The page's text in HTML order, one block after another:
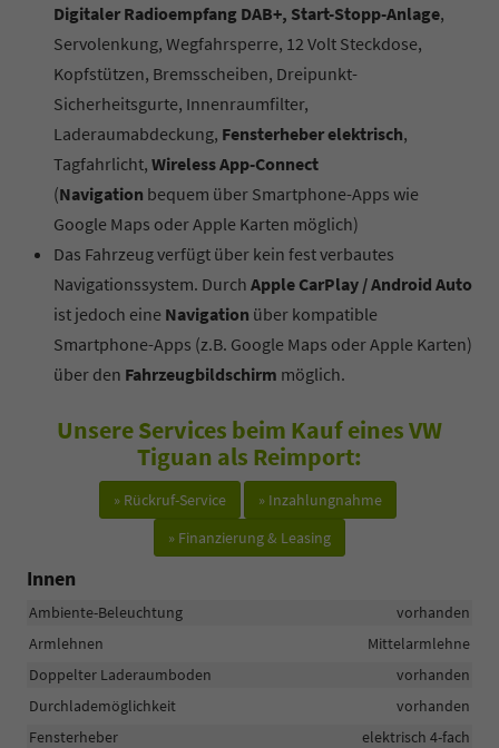
Digitaler Radioempfang DAB+, Start-Stopp-Anlage,
Servolenkung, Wegfahrsperre, 12 Volt Steckdose,
Kopfstützen, Bremsscheiben, Dreipunkt-
Sicherheitsgurte, Innenraumfilter,
Laderaumabdeckung, Fensterheber elektrisch,
Tagfahrlicht, Wireless App-Connect
(Navigation bequem über Smartphone-Apps wie
Google Maps oder Apple Karten möglich)
Das Fahrzeug verfügt über kein fest verbautes
Navigationssystem. Durch Apple CarPlay / Android Auto
ist jedoch eine Navigation über kompatible
Smartphone-Apps (z.B. Google Maps oder Apple Karten)
über den Fahrzeugbildschirm möglich.
Unsere Services beim Kauf eines VW
Tiguan als Reimport:
» Rückruf-Service
» Inzahlungnahme
» Finanzierung & Leasing
Innen
Ambiente-Beleuchtung
vorhanden
Armlehnen
Mittelarmlehne
Doppelter Laderaumboden
vorhanden
Durchlademöglichkeit
vorhanden
Fensterheber
elektrisch 4-fach